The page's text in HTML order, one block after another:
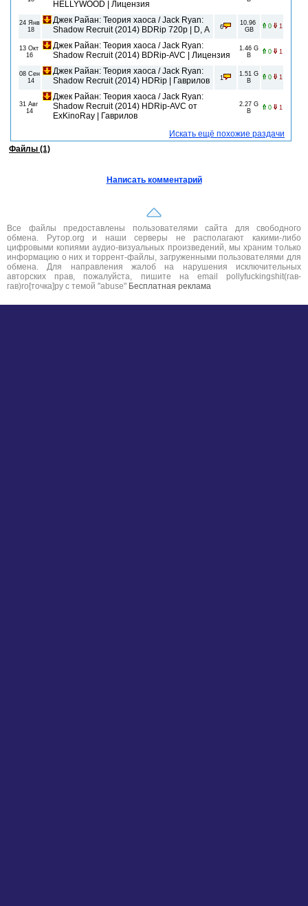
HELLYWOOD | Лицензия
24 Янв
18
Джек Райан: Теория хаоса / Jack Ryan:
Shadow Recruit (2014) BDRip 720p | D, A
6
10.96
GB
0 1
13 Окт
16
Джек Райан: Теория хаоса / Jack Ryan:
Shadow Recruit (2014) BDRip-AVC | Лицензия
1.46 G
B
0 1
08 Сен
14
Джек Райан: Теория хаоса / Jack Ryan:
Shadow Recruit (2014) HDRip | Гаврилов
1
1.51 G
B
0 1
31 Авг
14
Джек Райан: Теория хаоса / Jack Ryan:
Shadow Recruit (2014) HDRip-AVC от
ExKinoRay | Гаврилов
2.27 G
B
0 1
Искать ещё похожие раздачи
Файлы (1)
Написать комментарий
Все файлы предоставлены пользователями сайта для свободного
обмена. Рутор.org и наши серверы не располагают какими-либо
цифровыми копиями аудио-визуальных произведений, мы храним только
информацию о них и торрент-файлы, загруженными пользователями для
обмена. Для направления жалоб на нарушения исключительных
авторских прав, пожалуйста, пишите на email pollyfuckingshit(гав-
гав)ro[точка]ру с темой "abuse" Бесплатная реклама